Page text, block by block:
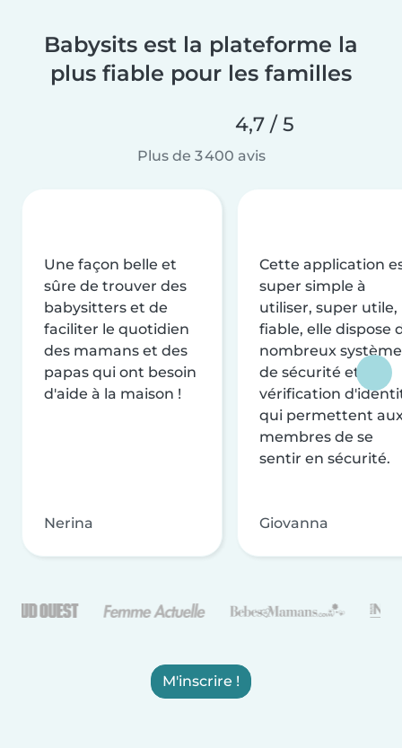
Babysits est la plateforme la
plus fiable pour les familles
4,7 / 5
Plus de 3 400 avis
Une façon belle et
sûre de trouver des
babysitters et de
faciliter le quotidien
des mamans et des
papas qui ont besoin
d'aide à la maison !
Nerina
Cette application
super simple à
utiliser, super utile,
fiable, elle dispose
nombreux
de sécurité et de
vérification
qui permettent
membres de se
sentir en sécurité.
Giovanna
M'inscrire !